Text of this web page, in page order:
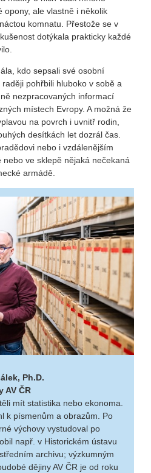
opony, ale vlastně i několik
komnatu. Přestože se v
dotýkala prakticky každé
kdo sepsali své osobní
pohřbili hluboko v sobě a
nezpracovaných informací
místech Evropy. A možná že
na povrch i uvnitř rodin,
desítkách let dozrál čas.
nebo i vzdálenějším
ve sklepě nějaká nečekaná
armádě.
Ph.D.
AV ČR
mít statistika nebo ekonoma.
k písmenům a obrazům. Po
výchovy vystudoval po
např. v Historickém ústavu
archivu; výzkumným
dějiny AV ČR je od roku